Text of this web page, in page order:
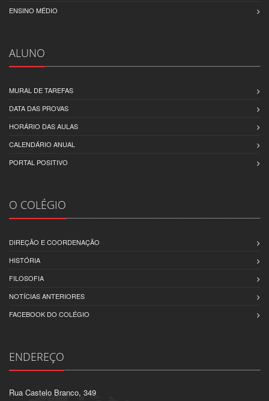
ENSINO MÉDIO
ALUNO
MURAL DE TAREFAS
DATA DAS PROVAS
HORÁRIO DAS AULAS
CALENDÁRIO ANUAL
PORTAL POSITIVO
O COLÉGIO
DIREÇÃO E COORDENAÇÃO
HISTÓRIA
FILOSOFIA
NOTÍCIAS ANTERIORES
FACEBOOK DO COLÉGIO
ENDEREÇO
Rua Castelo Branco, 349